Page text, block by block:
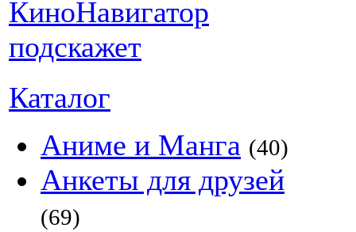
Каталог
Аниме и Манга (40)
Анкеты для друзей
(69)